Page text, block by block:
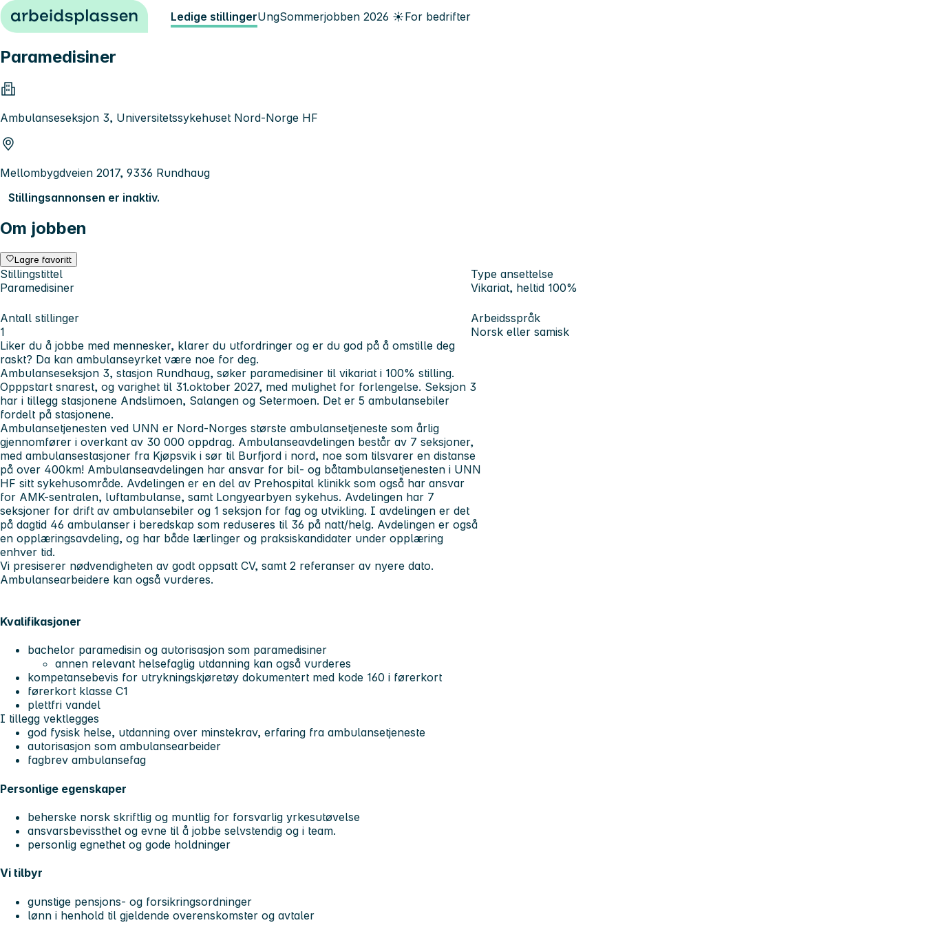
Hopp til innhold Ledige stillingerUngSommerjobben 2026 ☀️For bedrifter
Paramedisiner
Ambulanseseksjon 3, Universitetssykehuset Nord-Norge HF
Mellombygdveien 2017, 9336 Rundhaug
Stillingsannonsen er inaktiv.
Om jobben
Lagre favoritt
Stillingstittel
Paramedisiner
Type ansettelse
Vikariat, heltid 100%
Antall stillinger
1
Arbeidsspråk
Norsk eller samisk
Liker du å jobbe med mennesker, klarer du utfordringer og er du god på å omstille deg
raskt? Da kan ambulanseyrket være noe for deg.
Ambulanseseksjon 3, stasjon Rundhaug, søker paramedisiner til vikariat i 100% stilling.
Opppstart snarest, og varighet til 31.oktober 2027, med mulighet for forlengelse. Seksjon 3
har i tillegg stasjonene Andslimoen, Salangen og Setermoen. Det er 5 ambulansebiler
fordelt på stasjonene.
Ambulansetjenesten ved UNN er Nord-Norges største ambulansetjeneste som årlig
gjennomfører i overkant av 30 000 oppdrag. Ambulanseavdelingen består av 7 seksjoner,
med ambulansestasjoner fra Kjøpsvik i sør til Burfjord i nord, noe som tilsvarer en distanse
på over 400km! Ambulanseavdelingen har ansvar for bil- og båtambulansetjenesten i UNN
HF sitt sykehusområde. Avdelingen er en del av Prehospital klinikk som også har ansvar
for AMK-sentralen, luftambulanse, samt Longyearbyen sykehus. Avdelingen har 7
seksjoner for drift av ambulansebiler og 1 seksjon for fag og utvikling. I avdelingen er det
på dagtid 46 ambulanser i beredskap som reduseres til 36 på natt/helg. Avdelingen er også
en opplæringsavdeling, og har både lærlinger og praksiskandidater under opplæring
enhver tid.
Vi presiserer nødvendigheten av godt oppsatt CV, samt 2 referanser av nyere dato.
Ambulansearbeidere kan også vurderes.
Kvalifikasjoner
bachelor paramedisin og autorisasjon som paramedisiner
annen relevant helsefaglig utdanning kan også vurderes
kompetansebevis for utrykningskjøretøy dokumentert med kode 160 i førerkort
førerkort klasse C1
plettfri vandel
I tillegg vektlegges
god fysisk helse, utdanning over minstekrav, erfaring fra ambulansetjeneste
autorisasjon som ambulansearbeider
fagbrev ambulansefag
Personlige egenskaper
beherske norsk skriftlig og muntlig for forsvarlig yrkesutøvelse
ansvarsbevissthet og evne til å jobbe selvstendig og i team.
personlig egnethet og gode holdninger
Vi tilbyr
gunstige pensjons- og forsikringsordninger
lønn i henhold til gjeldende overenskomster og avtaler